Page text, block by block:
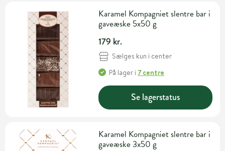
Karamel Kompagniet slentre bar i
gaveæske 5x50 g
179 kr.
Sælges kun i center
På lager i 7 centre
Se lagerstatus
Karamel Kompagniet slentre bar i
gaveæske 3x50 g